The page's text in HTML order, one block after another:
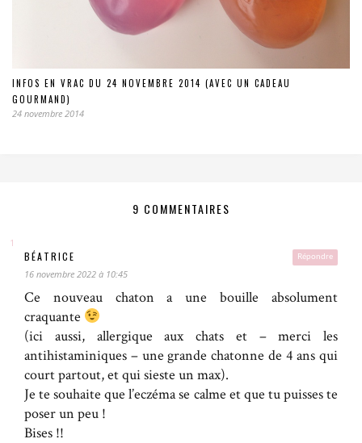
INFOS EN VRAC DU 24 NOVEMBRE 2014 (AVEC UN CADEAU
GOURMAND)
24 novembre 2014
9 COMMENTAIRES
Répondre
BÉATRICE
16 novembre 2022 à 10:45
Ce nouveau chaton a une bouille absolument
craquante
(ici aussi, allergique aux chats et – merci les
antihistaminiques – une grande chatonne de 4 ans qui
court partout, et qui sieste un max).
Je te souhaite que l’eczéma se calme et que tu puisses te
poser un peu !
Bises !!